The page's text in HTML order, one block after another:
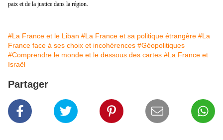
paix et de la justice dans la région.
#La France et le Liban #La France et sa politique étrangère #La
France face à ses choix et incohérences #Géopolitiques
#Comprendre le monde et le dessous des cartes #La France et
Israël
Partager